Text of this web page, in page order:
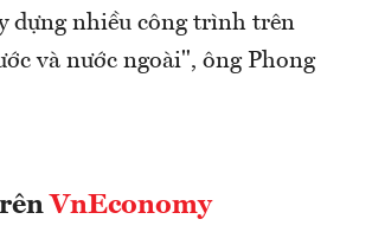
dựng nhiều công trình trên
và nước ngoài", ông Phong
VnEconomy